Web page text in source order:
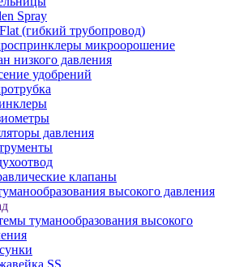
Spray
(гибкий трубопровод)
микроорошение
низкого давления
удобрений
давления
клапаны
высокого давления
туманообразования высокого
SS